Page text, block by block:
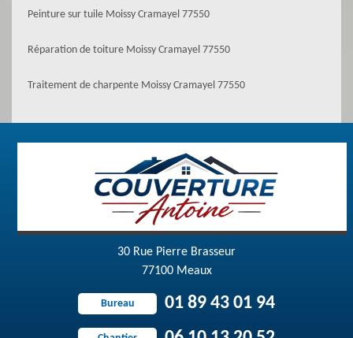
Peinture sur tuile Moissy Cramayel 77550
Réparation de toiture Moissy Cramayel 77550
Traitement de charpente Moissy Cramayel 77550
30 Rue Pierre Brasseur
77100 Meaux
Bureau 01 89 43 01 94